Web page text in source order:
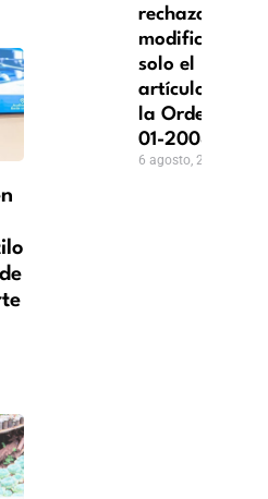
rechaza
modificar
solo el
artículo 43 de
la Ordenanza
01-2008
6 agosto, 2026